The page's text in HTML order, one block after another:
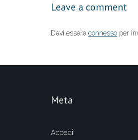
k
Leave a comment
Devi essere connesso per
Meta
Accedi